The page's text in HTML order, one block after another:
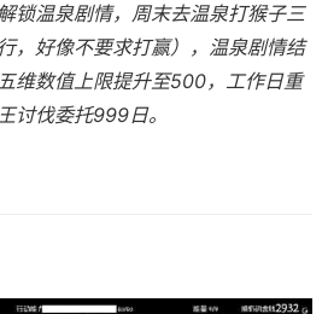
锁温泉剧情，周末去温泉打猴子三
，好像不要求打赢），温泉剧情结
维数值上限提升至500，工作日重
讨伐委托999日。